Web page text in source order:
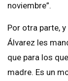
noviembre”.
Por otra parte,
Álvarez les
que para los
madre. Es un